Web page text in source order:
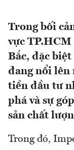
Trong bối
vực
Bắc, đặc
đang nổi lên
tiền đầu tư
phá và sự
sản chất
Trong đó,